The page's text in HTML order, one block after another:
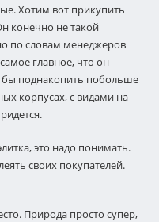
Хотим вот прикупить
конечно не такой
по словам менеджеров
главное, что он
поднакопить побольше
корпусах, с видами на
это надо понимать.
своих покупателей.
Природа просто супер,